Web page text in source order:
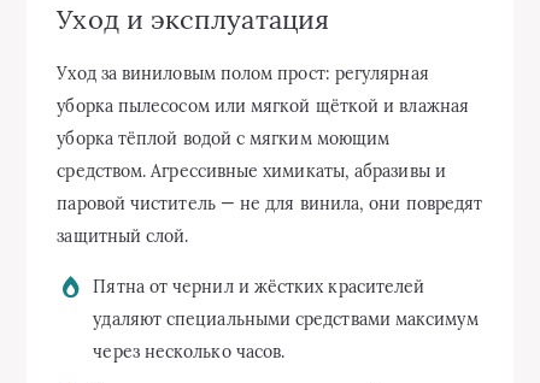
Уход и эксплуатация
Уход за виниловым полом прост: регулярная
уборка пылесосом или мягкой щёткой и влажная
уборка тёплой водой с мягким моющим
средством. Агрессивные химикаты, абразивы и
паровой чиститель — не для винила, они повредят
защитный слой.
Пятна от чернил и жёстких красителей
удаляют специальными средствами максимум
через несколько часов.